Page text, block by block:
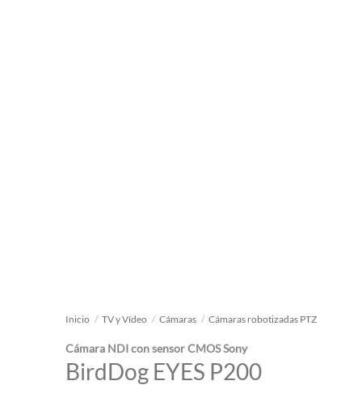
Inicio / TV y Vídeo / Cámaras / Cámaras robotizadas PTZ
Cámara NDI con sensor CMOS Sony
BirdDog EYES P200